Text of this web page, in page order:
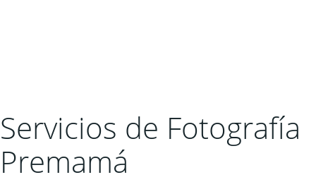
Servicios de Fotografía
Premamá